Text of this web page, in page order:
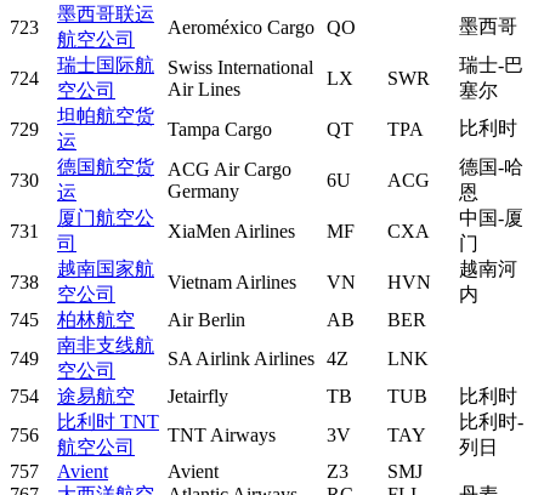
723
墨西哥联运
航空公司
Aeroméxico Cargo QO 墨西哥
724
瑞士国际航
空公司
Swiss International
Air Lines
LX SWR
瑞士-巴
塞尔
729
坦帕航空货
运
Tampa Cargo QT TPA 比利时
730
德国航空货
运
ACG Air Cargo
Germany
6U ACG
德国-哈
恩
731
厦门航空公
司
XiaMen Airlines MF CXA
中国-厦
门
738
越南国家航
空公司
Vietnam Airlines VN HVN
越南河
内
745
柏林航空 Air Berlin AB
BER
749
南非支线航
空公司
SA Airlink Airlines 4Z
LNK
754
途易航空 Jetairfly TB TUB
比利时
756
比利时 TNT
航空公司
TNT Airways 3V TAY
比利时-
列日
757
Avient Avient Z3
SMJ